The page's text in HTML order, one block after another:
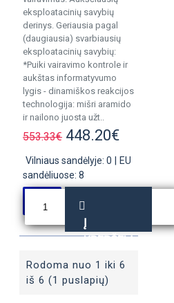
eksploatacinių savybių
derinys. Geriausia pagal
(daugiausia) svarbiausių
eksploatacinių savybių:
*Puiki vairavimo kontrole ir
aukštas informatyvumo
lygis - dinamiškos reakcijos
technologija: mišri aramido
ir nailono juosta užt..
553.33€ 448.20€
Vilniaus sandėlyje: 0
EU
sandėliuose: 8
Į
KREPŠELĮ
Rodoma nuo 1 iki 6
iš 6 (1 puslapių)